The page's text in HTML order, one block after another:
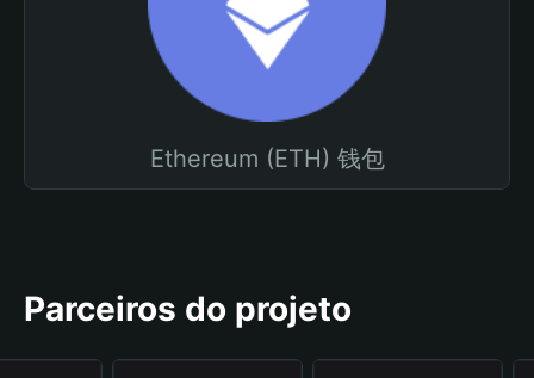
Ethereum (ETH) 钱包
Parceiros do projeto